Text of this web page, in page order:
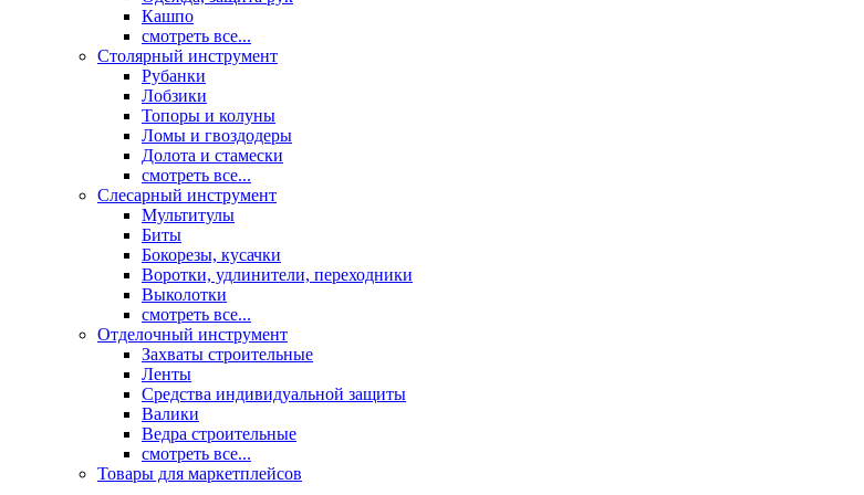
Кашпо
смотреть все...
Столярный инструмент
Рубанки
Лобзики
Топоры и колуны
Ломы и гвоздодеры
Долота и стамески
смотреть все...
Слесарный инструмент
Мультитулы
Биты
Бокорезы, кусачки
Воротки, удлинители, переходники
Выколотки
смотреть все...
Отделочный инструмент
Захваты строительные
Ленты
Средства индивидуальной защиты
Валики
Ведра строительные
смотреть все...
Товары для маркетплейсов